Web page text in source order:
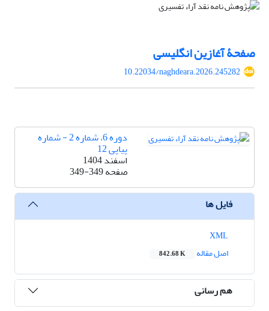
صفحۀ آغازین انگلیسی
10.22034/naghdeara.2026.245282
دوره 6، شماره 2 - شماره
پیاپی 12
اسفند 1404
صفحه349-349
فایل ها
اصل مقاله
842.68 K
هم رسانی